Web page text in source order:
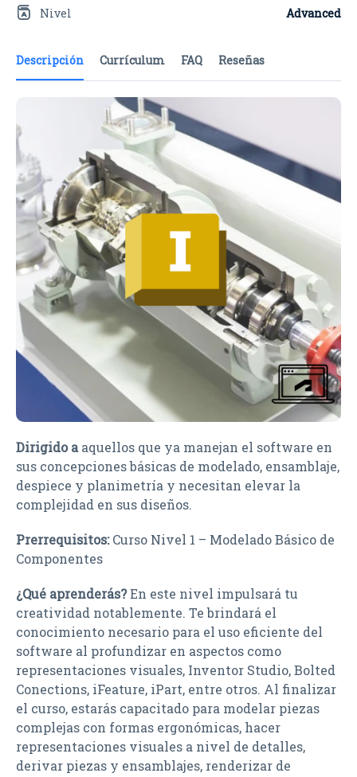
Descripción Currículum FAQ Reseñas
Dirigido a aquellos que ya manejan el software en
sus concepciones básicas de modelado, ensamblaje,
despiece y planimetría y necesitan elevar la
complejidad en sus diseños.
Prerrequisitos:Curso Nivel 1 – Modelado Básico de
Componentes
¿Qué aprenderás?En este nivel impulsará tu
creatividad notablemente. Te brindará el
conocimiento necesario para el uso eficiente del
software al profundizar en aspectos como
representaciones visuales, Inventor Studio, Bolted
Conections, iFeature, iPart, entre otros. Al finalizar
el curso, estarás capacitado para modelar piezas
complejas con formas ergonómicas, hacer
representaciones visuales a nivel de detalles,
derivar piezas y ensamblajes, renderizar de
Nivel Advanced